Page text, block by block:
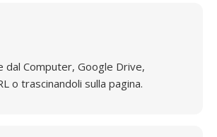
dal Computer, Google Drive,
o trascinandoli sulla pagina.